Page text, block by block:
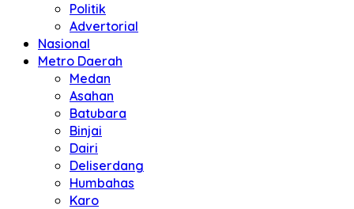
Politik
Advertorial
Nasional
Metro Daerah
Medan
Asahan
Batubara
Binjai
Dairi
Deliserdang
Humbahas
Karo